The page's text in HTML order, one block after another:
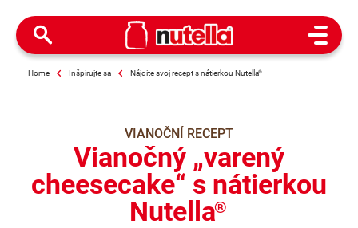
Open
Home Inšpirujte sa Nájdite svoj recept s nátierkou Nutella®
VIANOČNÍ RECEPT
Vianočný „varený
cheesecake“ s nátierkou
Nutella®